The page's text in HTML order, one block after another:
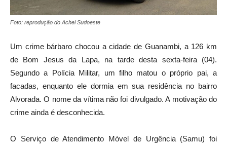
Foto: reprodução do Achei Sudoeste
Um crime bárbaro chocou a cidade de Guanambi, a 126 km
de Bom Jesus da Lapa, na tarde desta sexta-feira (04).
Segundo a Polícia Militar, um filho matou o próprio pai, a
facadas, enquanto ele dormia em sua residência no bairro
Alvorada. O nome da vítima não foi divulgado. A motivação do
crime ainda é desconhecida.
O Serviço de Atendimento Móvel de Urgência (Samu) foi